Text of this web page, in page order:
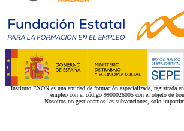
Instituto EXON es una entidad de formación especializada, registrada
empleo con el código 9900026005 con el objeto de
Nosotros no gestionamos las subvenciones, sólo